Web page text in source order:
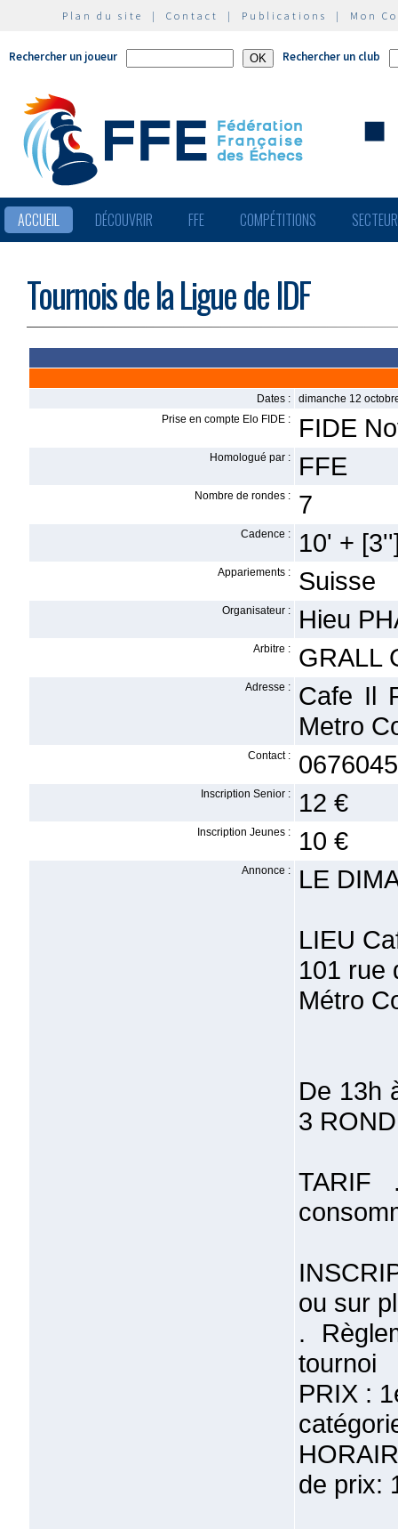
Plan du site | Contact | Publications | Mon
Rechercher un joueur Rechercher un club
ACCUEIL DÉCOUVRIR FFE COMPÉTITIONS
Tournois de la Ligue de IDF
Dates :
dimanche 12
Prise en compte Elo FIDE :
FIDE
Homologué par : FFE
Nombre de rondes : 7
Cadence : 10' +
Appariements : Suisse
Organisateur : Hieu
Arbitre : GRALL
Adresse :
Cafe Il
Metro
Contact :
Inscription Senior : 12 €
Inscription Jeunes : 10 €
Annonce : LE
LIEU
101 rue
Métro
De 13h
3
ou sur
.
tournoi
PRIX :
de prix: